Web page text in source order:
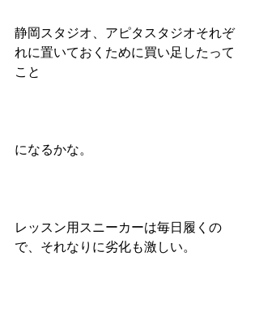
静岡スタジオ、アピタスタジオそれぞ
れに置いておくために買い足したって
こと
になるかな。
レッスン用スニーカーは毎日履くの
で、それなりに劣化も激しい。